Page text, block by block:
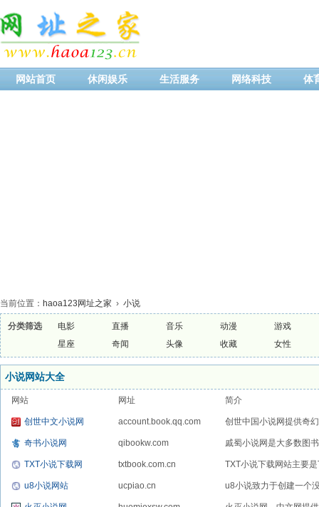
网站首页 休闲娱乐 生活服务 网络科技 体
当前位置： haoa123网址之家 › 小说
分类筛选 电影 直播 音乐 动漫
游戏
星座
奇闻 头像 收藏 女性
小说网站大全
网站 网址 简介
创世中文小说网 account.book.qq.com
创世中国小说网提供奇
奇书小说网 qibookw.com 戚蜀小说网是大多数图
TXT小说下载网 txtbook.com.cn TXT小说下载网站主要
u8小说网站 ucpiao.cn u8小说致力于创建一个